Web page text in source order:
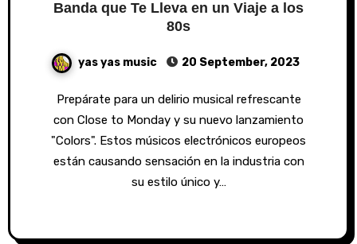
Banda que Te Lleva en un Viaje a los
80s
yas yas music 20 September, 2023
Prepárate para un delirio musical refrescante
con Close to Monday y su nuevo lanzamiento
"Colors". Estos músicos electrónicos europeos
están causando sensación en la industria con
su estilo único y…